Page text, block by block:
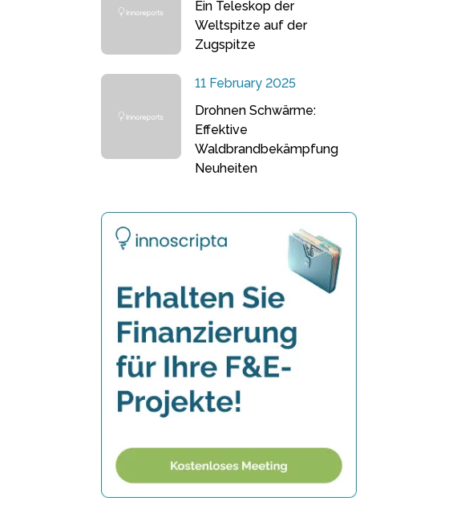
Ein Teleskop der
Weltspitze auf der
Zugspitze
11 February 2025
Drohnen Schwärme:
Effektive
Waldbrandbekämpfung
Neuheiten